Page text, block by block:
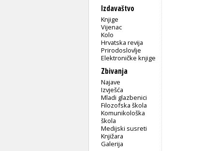
Izdavaštvo
Knjige
Vijenac
Kolo
Hrvatska revija
Prirodoslovlje
Elektroničke knjige
Zbivanja
Najave
Izvješća
Mladi glazbenici
Filozofska škola
Komunikološka
škola
Medijski susreti
Knjižara
Galerija